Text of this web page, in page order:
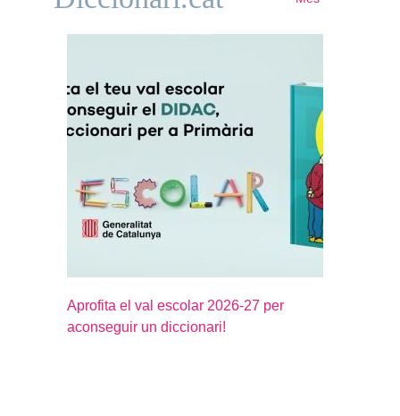
Aprofita el val escolar 2026-27 per
aconseguir un diccionari!